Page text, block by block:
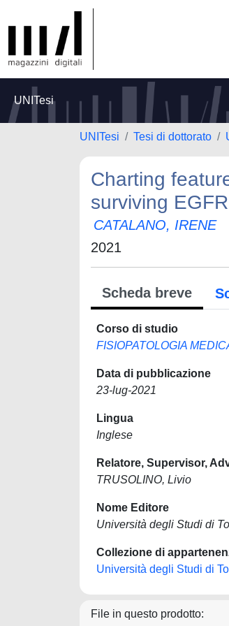
UNITesi
UNITesi Tesi di dottorato
Charting
surviving
CATALANO, IRENE
2021
Scheda breve
Corso di studio
FISIOPATOLOGIA
Data di pubblicazione
23-lug-2021
Lingua
Inglese
Relatore, Supervisor,
TRUSOLINO, Livio
Nome Editore
Università degli Studi di
Collezione di
Università degli Studi di
File in questo prodotto: